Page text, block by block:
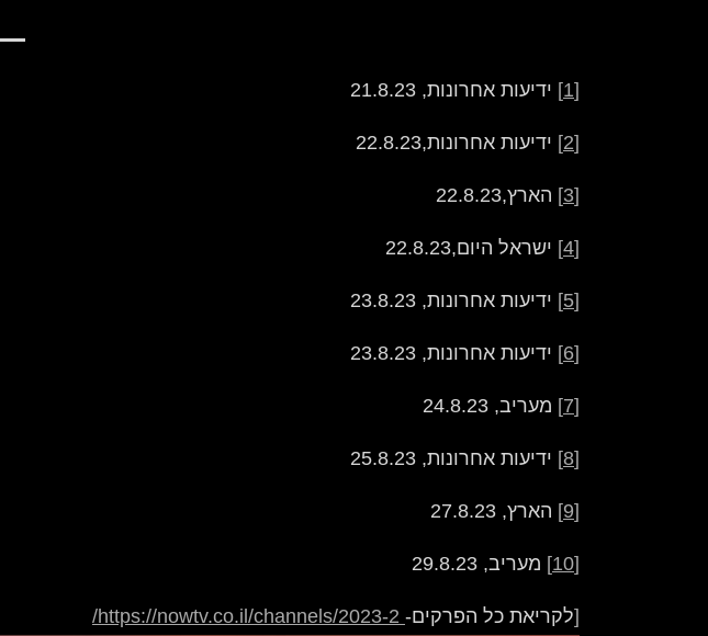
[1] ידיעות אחרונות, 21.8.23
[2] ידיעות אחרונות,22.8.23
[3] הארץ,22.8.23
[4] ישראל היום,22.8.23
[5] ידיעות אחרונות, 23.8.23
[6] ידיעות אחרונות, 23.8.23
[7] מעריב, 24.8.23
[8] ידיעות אחרונות, 25.8.23
[9] הארץ, 27.8.23
[10] מעריב, 29.8.23
[לקריאת כל הפרקים-